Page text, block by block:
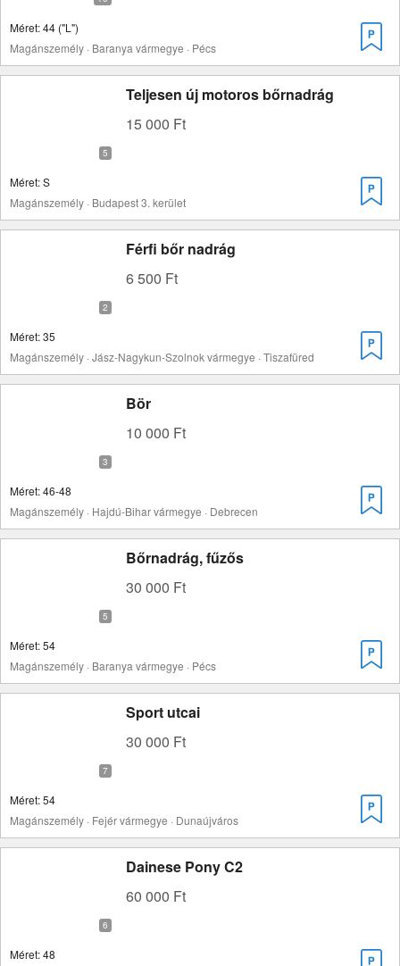
Méret: 44 ("L")
Magánszemély · Baranya vármegye · Pécs
Teljesen új motoros bőrnadrág
15 000 Ft
Méret: S
Magánszemély · Budapest 3. kerület
Férfi bőr nadrág
6 500 Ft
Méret: 35
Magánszemély · Jász-Nagykun-Szolnok vármegye · Tiszafüred
Bör
10 000 Ft
Méret: 46-48
Magánszemély · Hajdú-Bihar vármegye · Debrecen
Bőrnadrág, fűzős
30 000 Ft
Méret: 54
Magánszemély · Baranya vármegye · Pécs
Sport utcai
30 000 Ft
Méret: 54
Magánszemély · Fejér vármegye · Dunaújváros
Dainese Pony C2
60 000 Ft
Méret: 48